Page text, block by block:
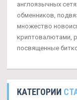
англоязычных
обменников,
множество
криптовалютами,
посвященные
КАТЕГОРИИ